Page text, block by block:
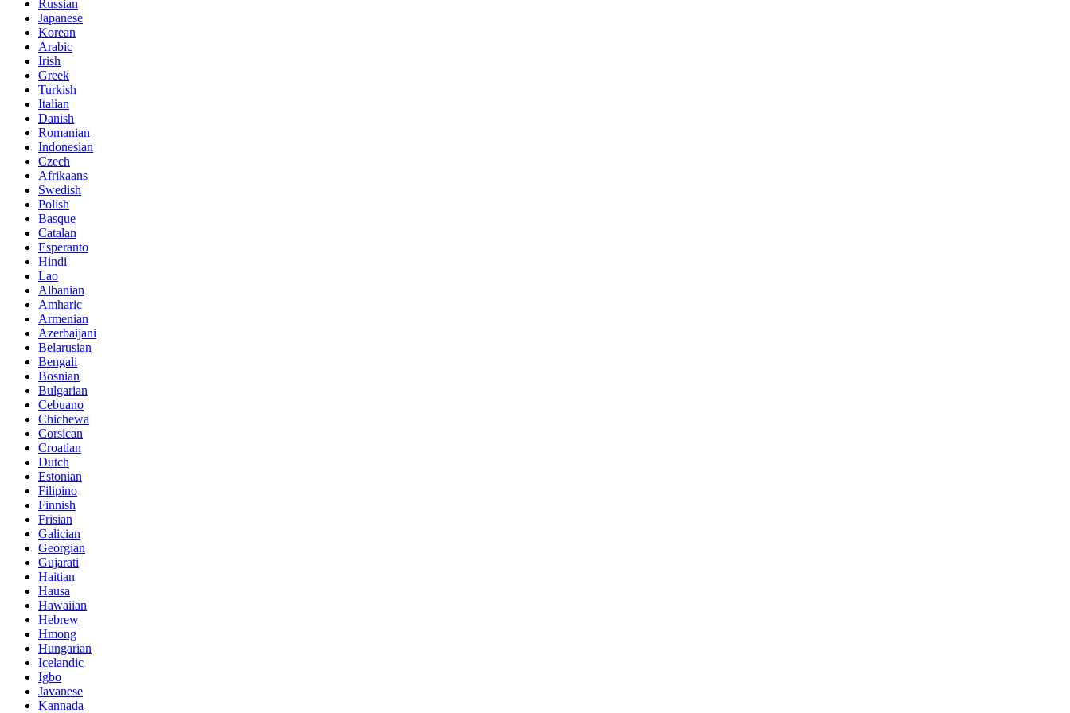
Russian
Japanese
Korean
Arabic
Irish
Greek
Turkish
Italian
Danish
Romanian
Indonesian
Czech
Afrikaans
Swedish
Polish
Basque
Catalan
Esperanto
Hindi
Lao
Albanian
Amharic
Armenian
Azerbaijani
Belarusian
Bengali
Bosnian
Bulgarian
Cebuano
Chichewa
Corsican
Croatian
Dutch
Estonian
Filipino
Finnish
Frisian
Galician
Georgian
Gujarati
Haitian
Hausa
Hawaiian
Hebrew
Hmong
Hungarian
Icelandic
Igbo
Javanese
Kannada